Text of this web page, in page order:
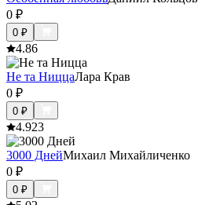
0 ₽
0 ₽
4.86
Не та НиццаЛара Крав
0 ₽
0 ₽
4.923
3000 ДнейМихаил Михайличенко
0 ₽
0 ₽